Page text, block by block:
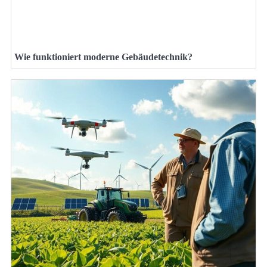
Wie funktioniert moderne Gebäudetechnik?